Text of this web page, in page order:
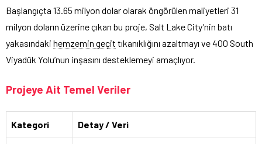
Başlangıçta 13.65 milyon dolar olarak öngörülen maliyetleri 31
milyon doların üzerine çıkan bu proje, Salt Lake City’nin batı
yakasındaki hemzemin geçit tıkanıklığını azaltmayı ve 400 South
Viyadük Yolu’nun inşasını desteklemeyi amaçlıyor.
Projeye Ait Temel Veriler
Kategori Detay / Veri